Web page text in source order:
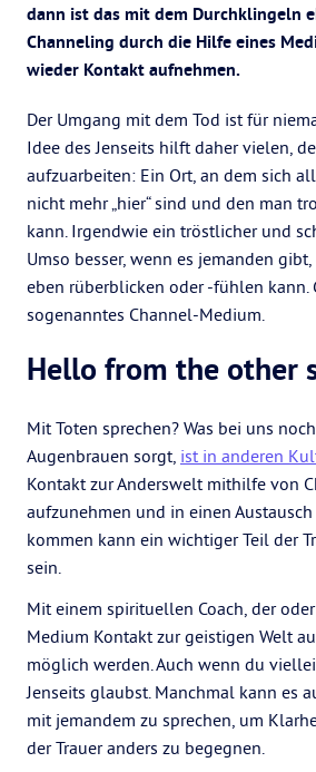
dann ist das mit dem Durchklingeln
Channeling durch die Hilfe eines
wieder Kontakt aufnehmen.
Der Umgang mit dem Tod ist für
Idee des Jenseits hilft daher vielen,
aufzuarbeiten: Ein Ort, an dem sich
nicht mehr „hier“ sind und den man
kann. Irgendwie ein tröstlicher und
Umso besser, wenn es jemanden
eben rüberblicken oder -fühlen kann.
sogenanntes Channel-Medium.
Hello from the other
Mit Toten sprechen? Was bei uns
Augenbrauen sorgt, ist in anderen
Kontakt zur Anderswelt mithilfe von
aufzunehmen und in einen
kommen kann ein wichtiger Teil der
sein.
Mit einem spirituellen Coach, der
Medium Kontakt zur geistigen Welt
möglich werden. Auch wenn du
Jenseits glaubst. Manchmal kann es
mit jemandem zu sprechen, um
der Trauer anders zu begegnen.